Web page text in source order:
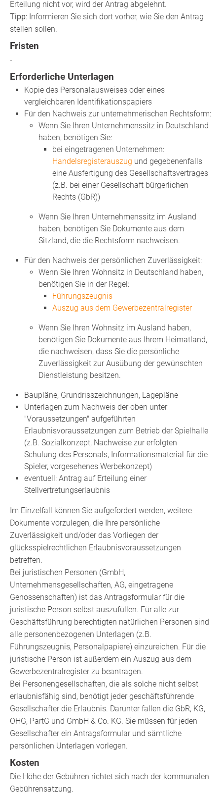
Erteilung nicht vor, wird der Antrag abgelehnt.
Tipp: Informieren Sie sich dort vorher, wie Sie den Antrag
stellen sollen.
Fristen
-
Erforderliche Unterlagen
Kopie des Personalausweises oder eines
vergleichbaren Identifikationspapiers
Für den Nachweis zur unternehmerischen Rechtsform:
Wenn Sie Ihren Unternehmenssitz in Deutschland
haben, benötigen Sie:
bei eingetragenen Unternehmen:
Handelsregisterauszug und gegebenenfalls
eine Ausfertigung des Gesellschaftsvertrages
(z.B. bei einer Gesellschaft bürgerlichen
Rechts (GbR))
Wenn Sie Ihren Unternehmenssitz im Ausland
haben, benötigen Sie Dokumente aus dem
Sitzland, die die Rechtsform nachweisen.
Für den Nachweis der persönlichen Zuverlässigkeit:
Wenn Sie Ihren Wohnsitz in Deutschland haben,
benötigen Sie in der Regel:
Führungszeugnis
Auszug aus dem Gewerbezentralregister
Wenn Sie Ihren Wohnsitz im Ausland haben,
benötigen Sie Dokumente aus Ihrem Heimatland,
die nachweisen, dass Sie die persönliche
Zuverlässigkeit zur Ausübung der gewünschten
Dienstleistung besitzen.
Baupläne, Grundrisszeichnungen, Lagepläne
Unterlagen zum Nachweis der oben unter
"Voraussetzungen" aufgeführten
Erlaubnisvoraussetzungen zum Betrieb der Spielhalle
(z.B. Sozialkonzept, Nachweise zur erfolgten
Schulung des Personals, Informationsmaterial für die
Spieler, vorgesehenes Werbekonzept)
eventuell: Antrag auf Erteilung einer
Stellvertretungserlaubnis
Im Einzelfall können Sie aufgefordert werden, weitere
Dokumente vorzulegen, die Ihre persönliche
Zuverlässigkeit und/oder das Vorliegen der
glücksspielrechtlichen Erlaubnisvoraussetzungen
betreffen.
Bei juristischen Personen (GmbH,
Unternehmensgesellschaften, AG, eingetragene
Genossenschaften) ist das Antragsformular für die
juristische Person selbst auszufüllen. Für alle zur
Geschäftsführung berechtigten natürlichen Personen sind
alle personenbezogenen Unterlagen (z.B.
Führungszeugnis, Personalpapiere) einzureichen. Für die
juristische Person ist außerdem ein Auszug aus dem
Gewerbezentralregister zu beantragen.
Bei Personengesellschaften, die als solche nicht selbst
erlaubnisfähig sind, benötigt jeder geschäftsführende
Gesellschafter die Erlaubnis. Darunter fallen die GbR, KG,
OHG, PartG und GmbH & Co. KG. Sie müssen für jeden
Gesellschafter ein Antragsformular und sämtliche
persönlichen Unterlagen vorlegen.
Kosten
Die Höhe der Gebühren richtet sich nach der kommunalen
Gebührensatzung.